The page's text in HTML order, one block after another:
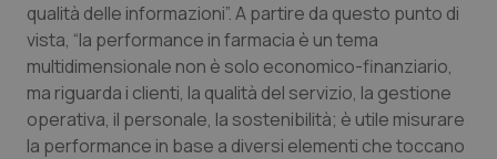
Quotidiano Cardiologia
Quotidiano Chirurgia
Quotidiano Oncologia
qualità delle informazioni”. A partire da questo punto di
vista, “la performance in farmacia è un tema
multidimensionale non è solo economico-finanziario,
ma riguarda i clienti, la qualità del servizio, la gestione
operativa, il personale, la sostenibilità; è utile misurare
la performance in base a diversi elementi che toccano